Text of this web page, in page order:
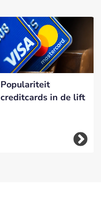
Populariteit
creditcards in de lift